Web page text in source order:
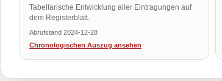
Tabellarische Entwicklung aller Eintragungen auf
dem Registerblatt.
Abrufstand 2024-12-28
Chronologischen Auszug ansehen